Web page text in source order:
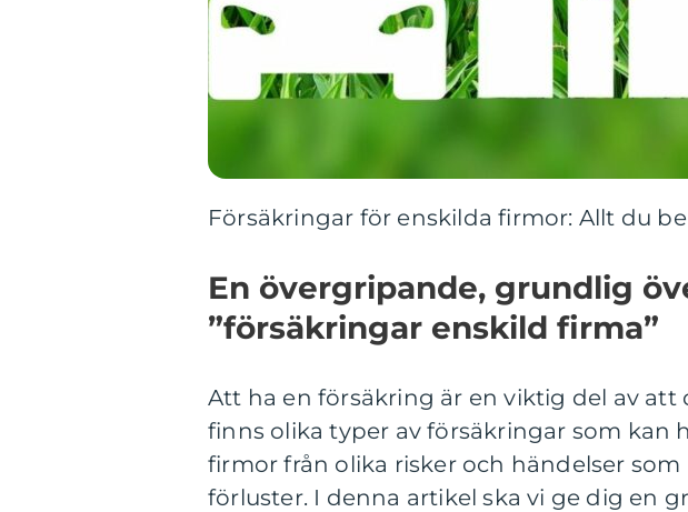
Försäkringar för enskilda firmor: Allt du
En övergripande, grundlig
”försäkringar enskild firma”
Att ha en försäkring är en viktig del av att
finns olika typer av försäkringar som kan
firmor från olika risker och händelser
förluster. I denna artikel ska vi ge dig en